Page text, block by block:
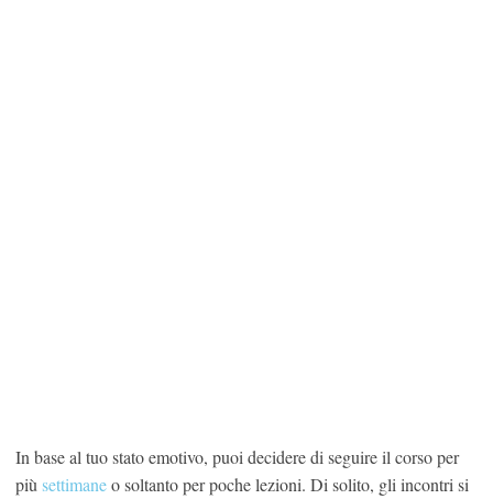
In base al tuo stato emotivo, puoi decidere di seguire il corso per
più settimaneo soltanto per poche lezioni. Di solito, gli incontri si